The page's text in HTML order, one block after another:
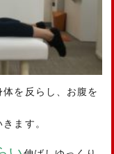
を反らし、お腹を
ます。